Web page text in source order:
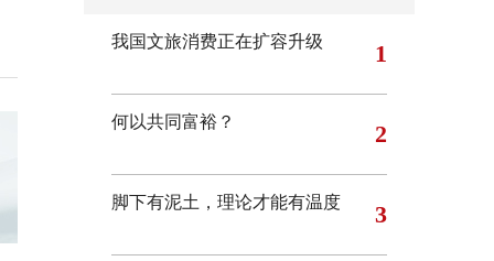
我国文旅消费正在扩容升级 1
何以共同富裕？ 2
脚下有泥土，理论才能有温度 3